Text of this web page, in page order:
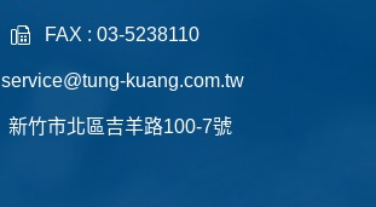
FAX : 03-5238110
service@tung-kuang.com.tw
新竹市北區吉羊路100-7號